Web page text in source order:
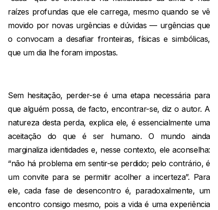
raízes profundas que ele carrega, mesmo quando se vê
movido por novas urgências e dúvidas — urgências que
o convocam a desafiar fronteiras, físicas e simbólicas,
que um dia lhe foram impostas.
Sem hesitação, perder-se é uma etapa necessária para
que alguém possa, de facto, encontrar-se, diz o autor. A
natureza desta perda, explica ele, é essencialmente uma
aceitação do que é ser humano. O mundo ainda
marginaliza identidades e, nesse contexto, ele aconselha:
“não há problema em sentir-se perdido; pelo contrário, é
um convite para se permitir acolher a incerteza”. Para
ele, cada fase de desencontro é, paradoxalmente, um
encontro consigo mesmo, pois a vida é uma experiência